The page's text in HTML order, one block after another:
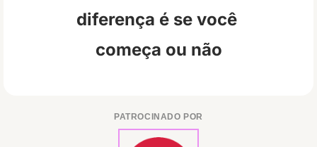
diferença é se você
começa ou não
PATROCINADO POR